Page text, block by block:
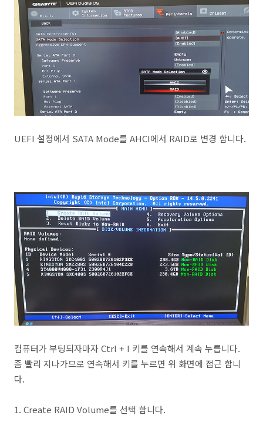
UEFI 설정에서 SATA Mode를 AHCI에서 RAID로 변경 합니다.
컴퓨터가 부팅되자마자 Ctrl + I 키를 연속해서 계속 누릅니다.
좀 빨리 지나가므로 연속해서 키를 누르면 위 화면에 접근 합니
다.
1. Create RAID Volume를 선택 합니다.